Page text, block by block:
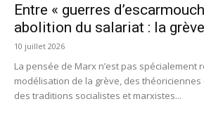
Entre « guerres
abolition du salariat : la
10 juillet 2026
La pensée de Marx n’est pas spécialement
modélisation de la grève, des
des traditions socialistes et marxistes...